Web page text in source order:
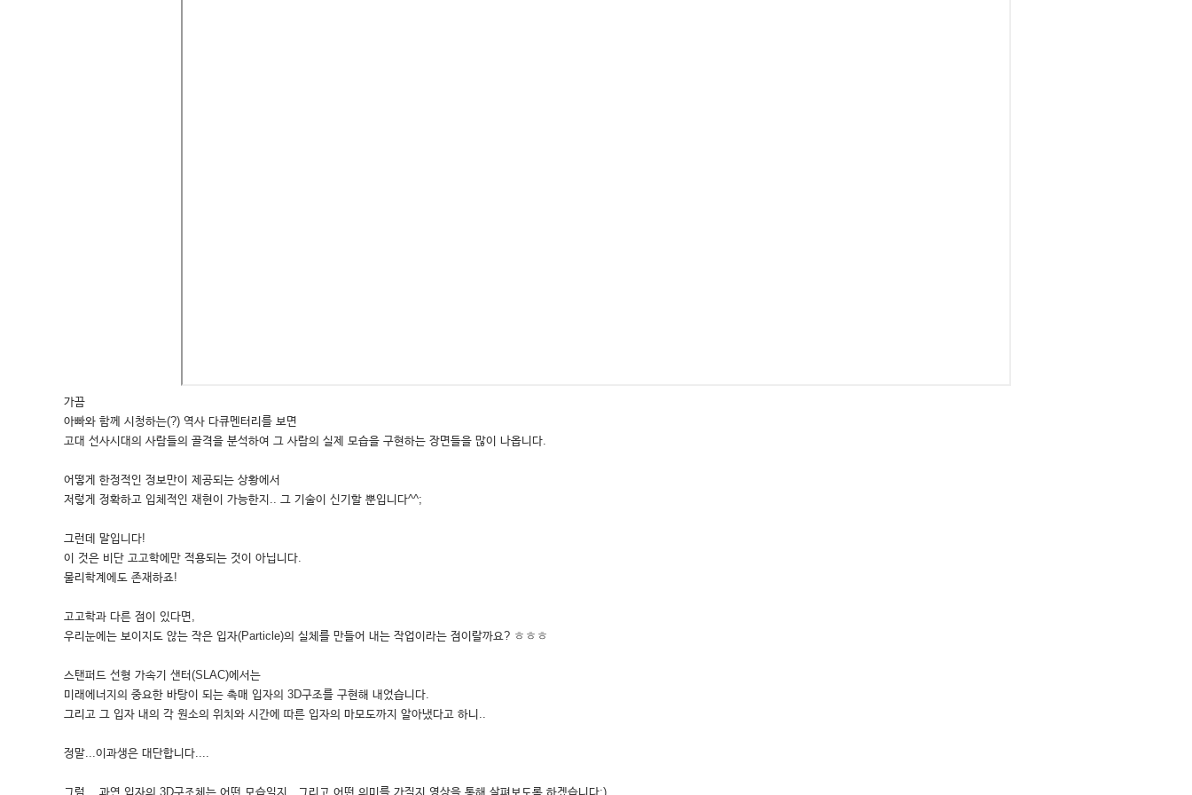
가끔
아빠와 함께 시청하는(?) 역사 다큐멘터리를 보면
고대 선사시대의 사람들의 골격을 분석하여 그 사람의 실제 모습을 구현하는 장면들을 많이 나옵니다.
어떻게 한정적인 정보만이 제공되는 상황에서
저렇게 정확하고 입체적인 재현이 가능한지.. 그 기술이 신기할 뿐입니다^^;
그런데 말입니다!
이 것은 비단 고고학에만 적용되는 것이 아닙니다.
물리학계에도 존재하죠!
고고학과 다른 점이 있다면,
우리눈에는 보이지도 않는 작은 입자(Particle)의 실체를 만들어 내는 작업이라는 점이랄까요? ㅎㅎㅎ
스탠퍼드 선형 가속기 샌터(SLAC)에서는
미래에너지의 중요한 바탕이 되는 촉매 입자의 3D구조를 구현해 내었습니다.
그리고 그 입자 내의 각 원소의 위치와 시간에 따른 입자의 마모도까지 알아냈다고 하니..
정말...이과생은 대단합니다....
그럼 ...과연 입자의 3D구조체는 어떤 모습일지.. 그리고 어떤 의미를 가질지 영상을 통해 살펴보도록 하겠습니다:)